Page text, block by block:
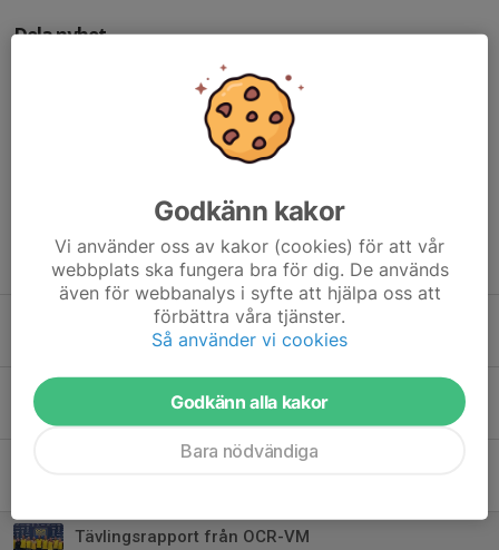
Dela nyhet
Tidigare nyheter
Intressekoll för ny barngrupp 10-12 år
27 feb, 17:24 0
Tävlingsrapport från OCR-VM
Godkänn kakor
Vi använder oss av kakor (cookies) för att vår
webbplats ska fungera bra för dig. De används
även för webbanalys i syfte att hjälpa oss att
förbättra våra tjänster.
Så använder vi cookies
Godkänn alla kakor
Bara nödvändiga